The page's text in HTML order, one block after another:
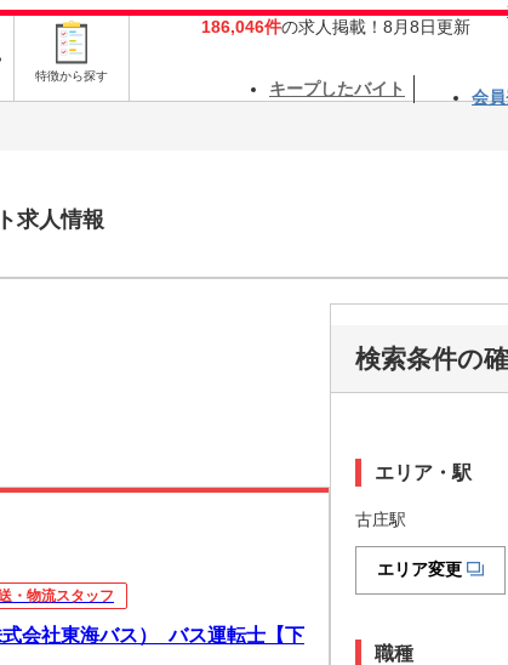
特徴から探す
186,046件の求人掲載！8月8日更新
キープしたバイト 会
求人情報
・物流スタッフ
会社東海バス）_バス運転士【下
検索条件の
エリア・駅
古庄駅
エリア変更
職種